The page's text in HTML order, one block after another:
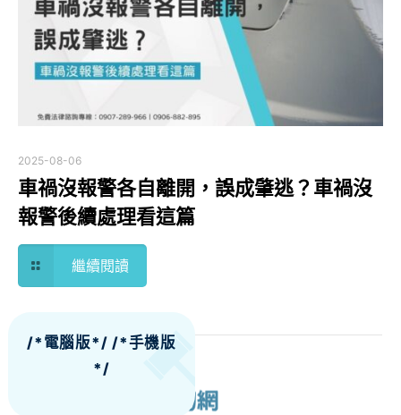
2025-08-06
車禍沒報警各自離開，誤成肇逃？車禍沒
報警後續處理看這篇
繼續閱讀
/*電腦版*/ /*手機版
*/